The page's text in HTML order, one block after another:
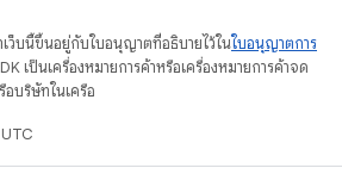
เว็บนี้ขึ้นอยู่กับใบอนุญาตที่อธิบายไว้ในใบอนุญาตการ
เป็นเครื่องหมายการค้าหรือเครื่องหมายการค้าจด
บริษัทในเครือ